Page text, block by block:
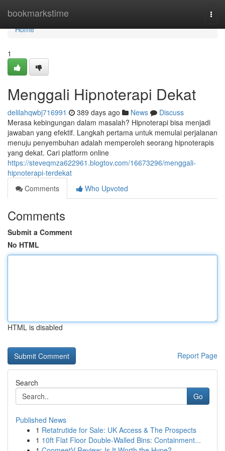
bookmarkstime
Home
Home
1
Menggali Hipnoterapi Dekat
delilahqwbj716991 389 days ago News
Discuss
Merasa kebingungan dalam masalah? Hipnoterapi bisa menjadi
jawaban yang efektif. Langkah pertama untuk memulai perjalanan
menuju penyembuhan adalah memperoleh seorang hipnoterapis
yang dekat. Cari platform online
https://steveqmza622961.blogtov.com/16673296/menggali-
hipnoterapi-terdekat
Comments
Who Upvoted
Comments
Submit a Comment
No HTML
HTML is disabled
Report Page
Search
Go
Published News
1 Retatrutide for Sale: UK Access & The Prospects
1 10ft Flat Floor Double-Walled Bins: Containment...